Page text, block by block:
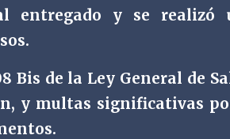
entregado y se realizó
Bis de la Ley General de
y multas significativas